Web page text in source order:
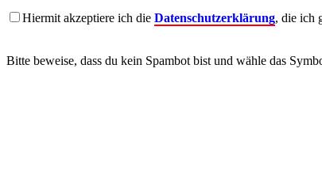
Hiermit akzeptiere ich die Datenschutzerklärung, die ich
Bitte beweise, dass du kein Spambot bist und wähle das